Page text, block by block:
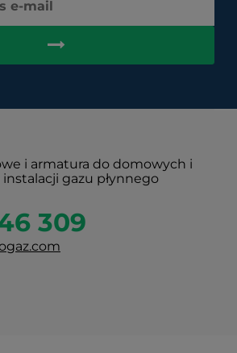
i armatura do domowych i
gazu płynnego
309